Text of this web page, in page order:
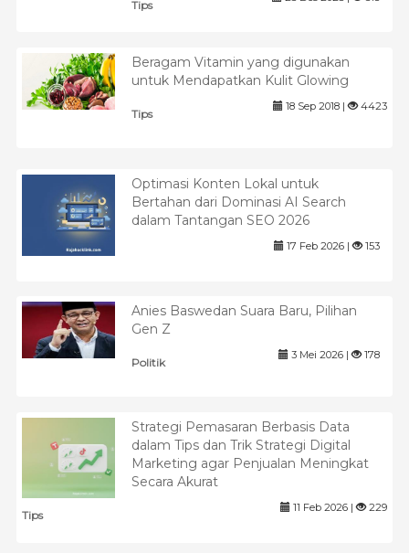
Tips
Beragam Vitamin yang digunakan
untuk Mendapatkan Kulit Glowing
Tips
18 Sep 2018 | 4423
Optimasi Konten Lokal untuk
Bertahan dari Dominasi AI Search
dalam Tantangan SEO 2026
17 Feb 2026 | 153
Anies Baswedan Suara Baru, Pilihan
Gen Z
Politik
3 Mei 2026 | 178
Strategi Pemasaran Berbasis Data
dalam Tips dan Trik Strategi Digital
Marketing agar Penjualan Meningkat
Secara Akurat
Tips
11 Feb 2026 | 229